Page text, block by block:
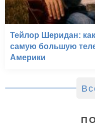
Тейлор Шеридан:
самую большую
Америки